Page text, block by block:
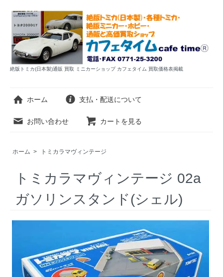
絶版トミカ(日本製)通販 買取 ミニカーショップ カフェタイム 買取価格表掲載
ホーム 支払・配送について
お問い合わせ カートを見る
ホーム > トミカラマヴィンテージ
トミカラマヴィンテージ 02a
ガソリンスタンド(シェル)